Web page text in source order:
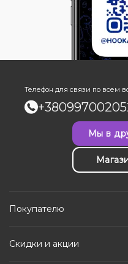
Телефон для связи по всем
Мы в
Покупателю
Скидки и акции